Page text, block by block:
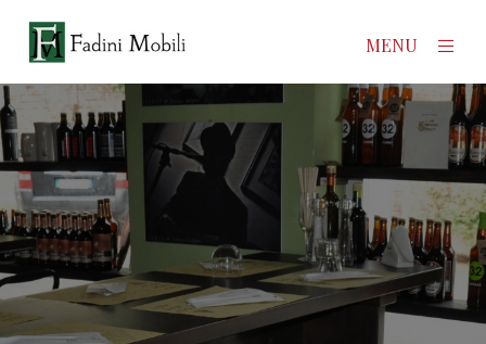
MENU
×
Home
Prodotti
Azienda
Contatti